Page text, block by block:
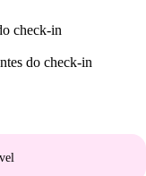
check-in
do check-in